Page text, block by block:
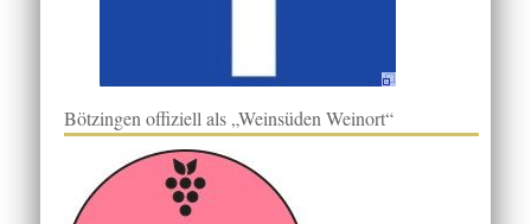
Bötzingen offiziell als „Weinsüden Weinort“